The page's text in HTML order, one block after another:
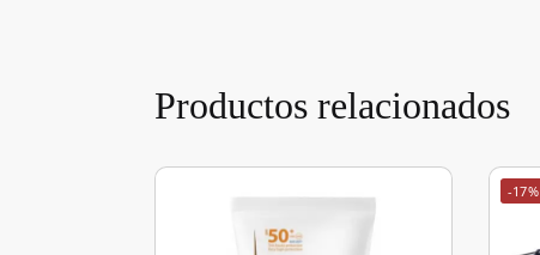
Productos relacionados
-17%